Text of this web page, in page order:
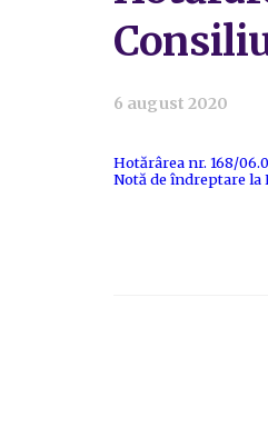
6 august 2020
Hotărârea nr. 168/
Notă de îndreptare la